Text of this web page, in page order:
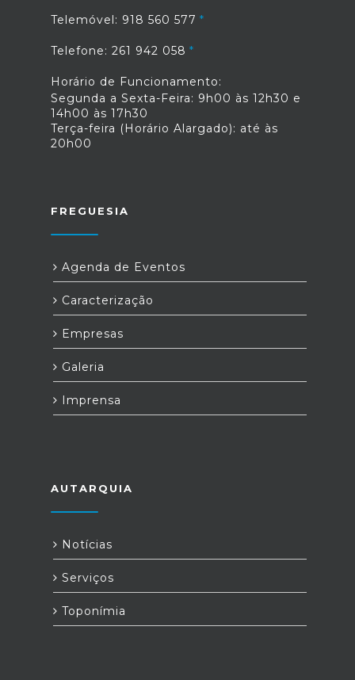
Telemóvel: 918 560 577
Telefone: 261 942 058
Horário de Funcionamento:
Segunda a Sexta-Feira: 9h00 às 12h30 e
14h00 às 17h30
Terça-feira (Horário Alargado): até às
20h00
FREGUESIA
Agenda de Eventos
Caracterização
Empresas
Galeria
Imprensa
AUTARQUIA
Notícias
Serviços
Toponímia